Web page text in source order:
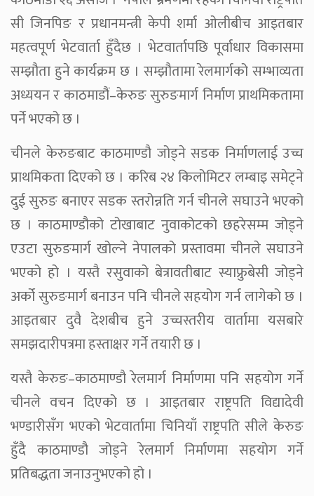
सी जिनपिङ र प्रधानमन्त्री केपी शर्मा ओलीबीच आइतबार
महत्वपूर्ण भेटवार्ता हुँदैछ । भेटवार्तापछि पूर्वाधार विकासमा
सम्झौता हुने कार्यक्रम छ । सम्झौतामा रेलमार्गको सम्भाव्यता
अध्ययन र काठमाडौं–केरुङ सुरुङमार्ग निर्माण प्राथमिकतामा
पर्ने भएको छ ।
चीनले केरुङबाट काठमाण्डौ जोड्ने सडक निर्माणलाई उच्च
प्राथमिकता दिएको छ । करिब २४ किलोमिटर लम्बाइ समेट्ने
दुई सुरुङ बनाएर सडक स्तरोन्नति गर्न चीनले सघाउने भएको
छ । काठमाण्डौको टोखाबाट नुवाकोटको छहरेसम्म जोड्ने
एउटा सुरुङमार्ग खोल्ने नेपालको प्रस्तावमा चीनले सघाउने
भएको हो । यस्तै रसुवाको बेत्रावतीबाट स्याफ्रुबेसी जोड्ने
अर्को सुरुङमार्ग बनाउन पनि चीनले सहयोग गर्न लागेको छ ।
आइतबार दुवै देशबीच हुने उच्चस्तरीय वार्तामा यसबारे
समझदारीपत्रमा हस्ताक्षर गर्ने तयारी छ ।
यस्तै केरुङ–काठमाण्डौ रेलमार्ग निर्माणमा पनि सहयोग गर्ने
चीनले वचन दिएको छ । आइतबार राष्ट्रपति विद्यादेवी
भण्डारीसँग भएको भेटवार्तामा चिनियाँ राष्ट्रपति सीले केरुङ
हुँदै काठमाण्डौ जोड्ने रेलमार्ग निर्माणमा सहयोग गर्ने
प्रतिबद्धता जनाउनुभएको हो ।